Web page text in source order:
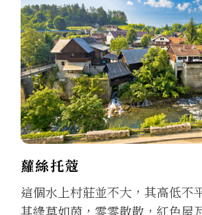
蘿絲托蔻
這個水上村莊並不大，其高低不
其綠草如茵，零零散散，紅色屋